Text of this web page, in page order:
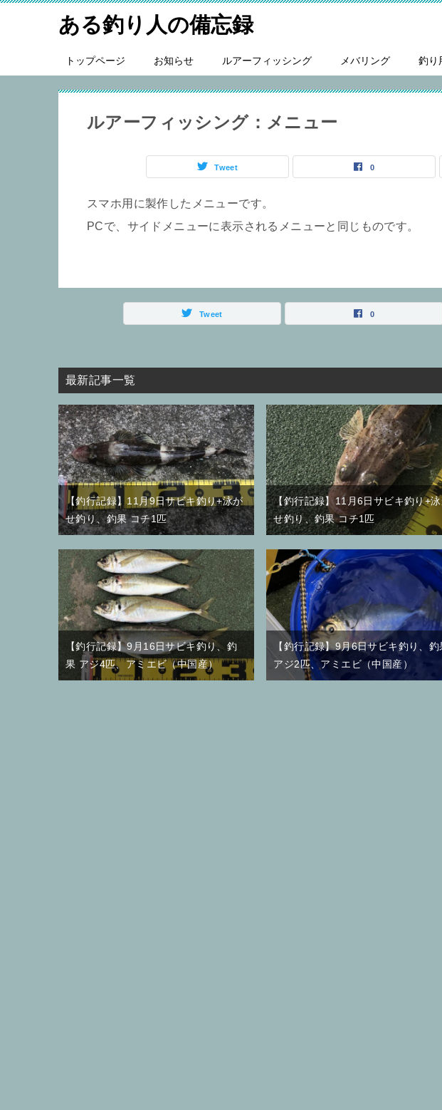
ある釣り人の備忘録
トップページ お知らせ ルアーフィッシング メバリング 釣り
ルアーフィッシング：メニュー
Tweet 0
スマホ用に製作したメニューです。
PCで、サイドメニューに表示されるメニューと同じものです。
Tweet 0
最新記事一覧
【釣行記録】11月9日サビキ釣り+泳が
せ釣り、釣果 コチ1匹
【釣行記録】11月6日サビキ釣り+
せ釣り、釣果 コチ1匹
【釣行記録】9月16日サビキ釣り、釣
果 アジ4匹、アミエビ（中国産）
【釣行記録】9月6日サビキ釣り、釣
アジ2匹、アミエビ（中国産）